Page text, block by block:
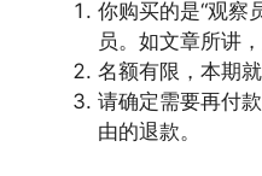
你购买的是“观察
员。如文章所讲
名额有限，本期
请确定需要再付
由的退款。